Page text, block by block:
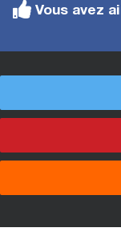
Vous avez